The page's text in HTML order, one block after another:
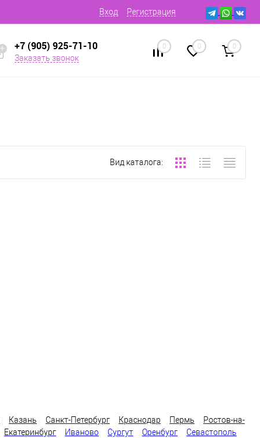
Вход Регистрация
+7 (905) 925-71-10
Заказать звонок
0 0 0
Вид каталога:
Казань Санкт-Петербург Краснодар Пермь
Ростов-на-
Екатеринбург Иваново Сургут Оренбург
Севастополь